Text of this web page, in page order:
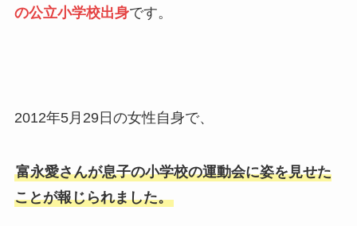
の公立小学校出身です。
2012年5月29日の女性自身で、
富永愛さんが息子の小学校の運動会に姿を見せた
ことが報じられました。